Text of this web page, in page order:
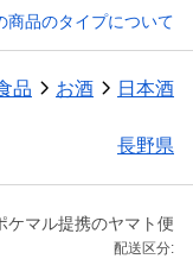
商品のタイプについて
品 お酒 日本酒
長野県
ケマル提携のヤマト便
配送区分: